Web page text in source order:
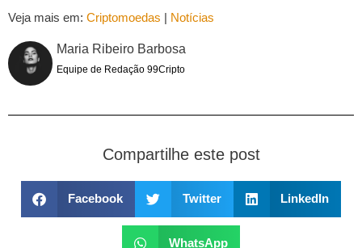
Veja mais em: Criptomoedas Notícias
Maria Ribeiro Barbosa
Equipe de Redação 99Cripto
Compartilhe este post
Facebook Twitter LinkedIn
WhatsApp